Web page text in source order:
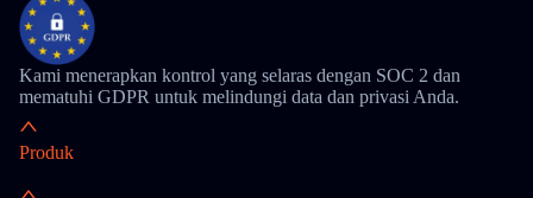
Kami menerapkan kontrol yang selaras dengan SOC 2 dan
mematuhi GDPR untuk melindungi data dan privasi Anda.
Produk